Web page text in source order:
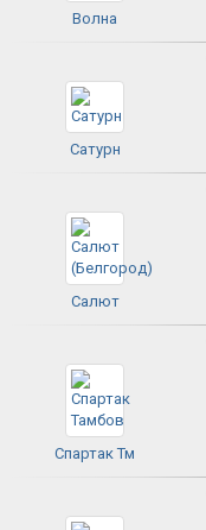
Волна
Сатурн
Салют
Спартак Тм